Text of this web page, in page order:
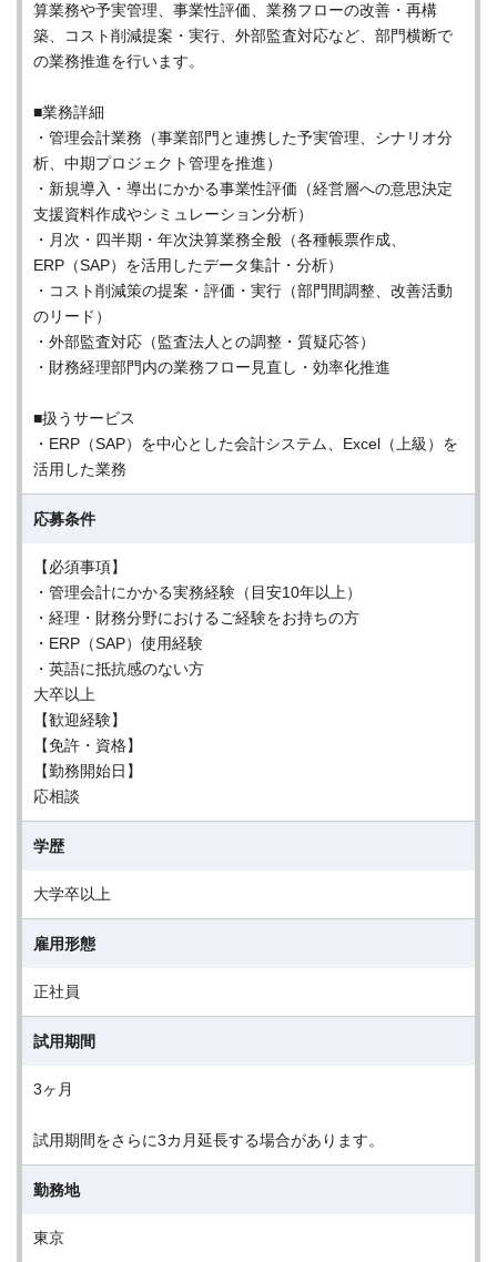
算業務や予実管理、事業性評価、業務フローの改善・再構
築、コスト削減提案・実行、外部監査対応など、部門横断で
の業務推進を行います。
■業務詳細
・管理会計業務（事業部門と連携した予実管理、シナリオ分
析、中期プロジェクト管理を推進）
・新規導入・導出にかかる事業性評価（経営層への意思決定
支援資料作成やシミュレーション分析）
・月次・四半期・年次決算業務全般（各種帳票作成、
ERP（SAP）を活用したデータ集計・分析）
・コスト削減策の提案・評価・実行（部門間調整、改善活動
のリード）
・外部監査対応（監査法人との調整・質疑応答）
・財務経理部門内の業務フロー見直し・効率化推進
■扱うサービス
・ERP（SAP）を中心とした会計システム、Excel（上級）を
活用した業務
応募条件
【必須事項】
・管理会計にかかる実務経験（目安10年以上）
・経理・財務分野におけるご経験をお持ちの方
・ERP（SAP）使用経験
・英語に抵抗感のない方
大卒以上
【歓迎経験】
【免許・資格】
【勤務開始日】
応相談
学歴
大学卒以上
雇用形態
正社員
試用期間
3ヶ月
試用期間をさらに3カ月延長する場合があります。
勤務地
東京